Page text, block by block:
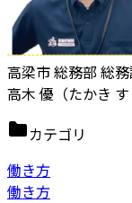
高梁市 総務部 総
高木 優（たかき
カテゴリ
働き方
働き方